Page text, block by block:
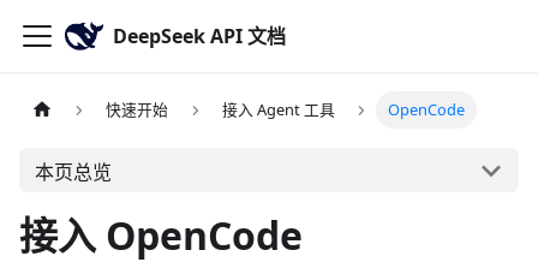
DeepSeek API 文档
快速开始 接入 Agent 工具 OpenCode
本页总览
接入 OpenCode